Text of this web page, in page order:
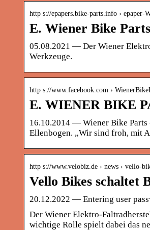
http s://epapers.bike-parts.info › epaper-
E. Wiener Bike
05.08.2021 — Der Wiener
Werkzeuge.
http s://www.facebook.com ›
E. WIENER BIKE
16.10.2014 — Wiener Bike
Ellenbogen. „Wir sind froh, mit
http s://www.velobiz.de › news › vello-
Vello Bikes schaltet
20.12.2022 — Entering user
Der Wiener Elektro-
wichtige Rolle spielt dabei das